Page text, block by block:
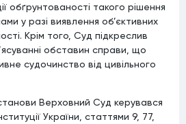
обґрунтованості такого рішення
у разі виявлення об’єктивних
Крім того, Суд підкреслив
обставин справи, що
судочинство від цивільного
Верховний Суд керувався
України, статтями 9, 77,